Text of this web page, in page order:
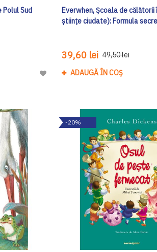
Polul Sud
Adaugă
Dorinte
Everwhen, Școala de
științe ciudate): Formula
39,60 lei 49,50 lei
ADAUGĂ ÎN COȘ
-20%